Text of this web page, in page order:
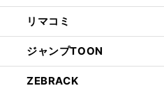
リマコミ
ジャンプTOON
ZEBRACK